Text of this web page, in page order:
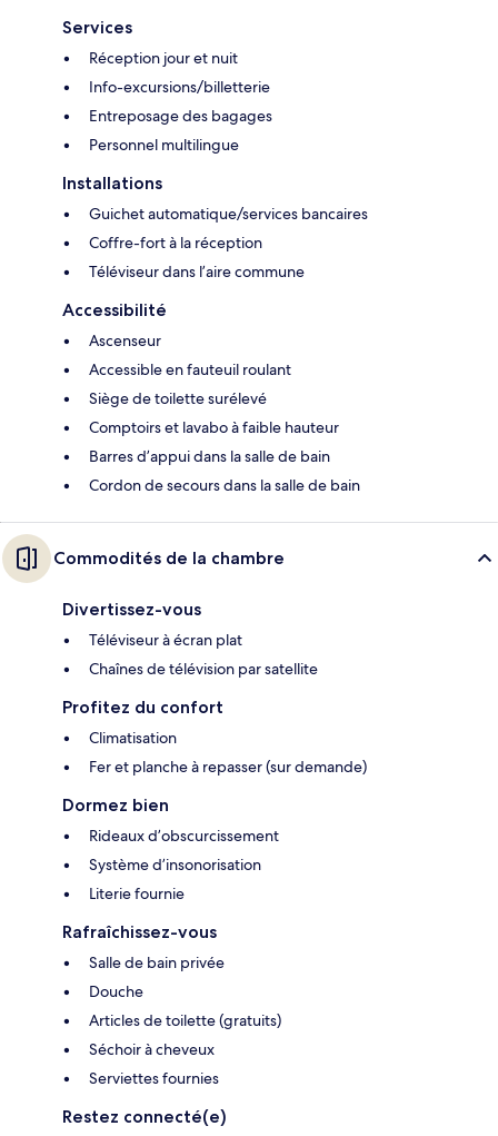
Services
Réception jour et nuit
Info-excursions/billetterie
Entreposage des bagages
Personnel multilingue
Installations
Guichet automatique/services bancaires
Coffre-fort à la réception
Téléviseur dans l’aire commune
Accessibilité
Ascenseur
Accessible en fauteuil roulant
Siège de toilette surélevé
Comptoirs et lavabo à faible hauteur
Barres d’appui dans la salle de bain
Cordon de secours dans la salle de bain
Commodités de la chambre
Divertissez-vous
Téléviseur à écran plat
Chaînes de télévision par satellite
Profitez du confort
Climatisation
Fer et planche à repasser (sur demande)
Dormez bien
Rideaux d’obscurcissement
Système d’insonorisation
Literie fournie
Rafraîchissez-vous
Salle de bain privée
Douche
Articles de toilette (gratuits)
Séchoir à cheveux
Serviettes fournies
Restez connecté(e)